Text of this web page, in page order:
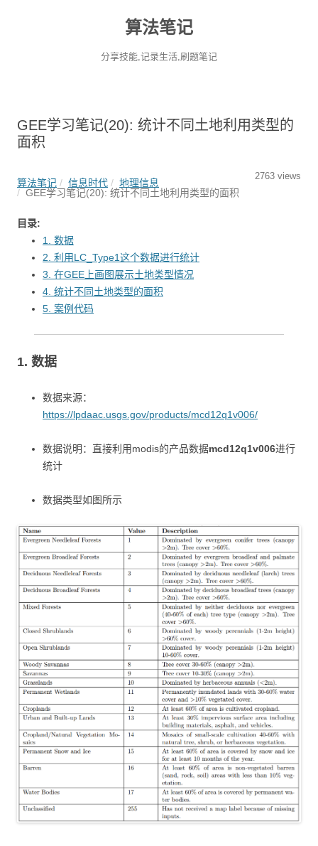
算法笔记
分享技能,记录生活,刷题笔记
GEE学习笔记(20): 统计不同土地利用类型的
面积
2763 views
算法笔记 信息时代
地理信息
GEE学习笔记(20): 统计不同土地利用类型的面积
目录:
1. 数据
2. 利用LC_Type1这个数据进行统计
3. 在GEE上画图展示土地类型情况
4. 统计不同土地类型的面积
5. 案例代码
1. 数据
数据来源：
https://lpdaac.usgs.gov/products/mcd12q1v006/
数据说明：直接利用modis的产品数据mcd12q1v006进行
统计
数据类型如图所示